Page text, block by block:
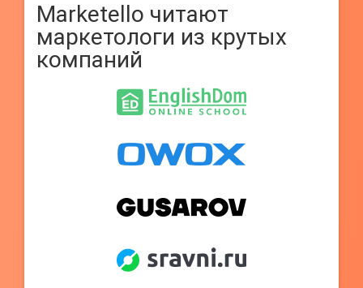
Marketello читают
маркетологи из крутых
компаний